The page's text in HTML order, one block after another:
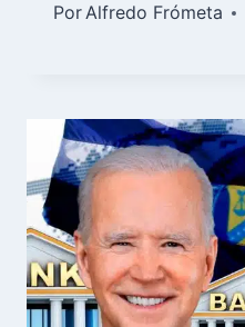
PorAlfredo Frómeta